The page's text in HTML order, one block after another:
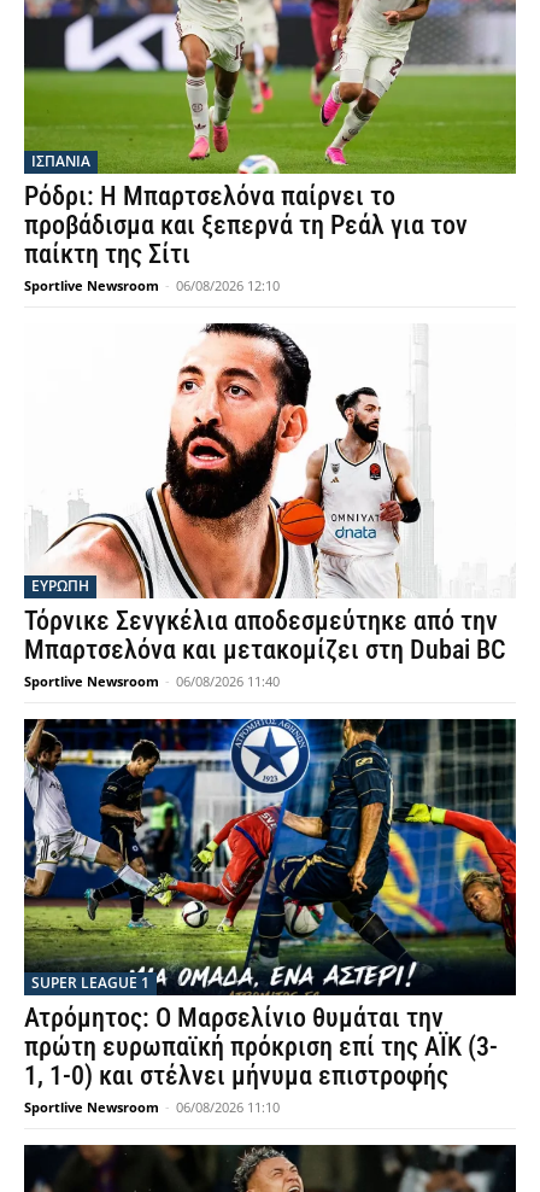
ΙΣΠΑΝΙΑ
Ρόδρι: Η Μπαρτσελόνα παίρνει το
προβάδισμα και ξεπερνά τη Ρεάλ για τον
παίκτη της Σίτι
Sportlive Newsroom - 06/08/2026 12:10
ΕΥΡΩΠΗ
Τόρνικε Σενγκέλια αποδεσμεύτηκε από την
Μπαρτσελόνα και μετακομίζει στη Dubai BC
Sportlive Newsroom - 06/08/2026 11:40
SUPER LEAGUE 1
Ατρόμητος: Ο Μαρσελίνιο θυμάται την
πρώτη ευρωπαϊκή πρόκριση επί της ΑΪΚ (3-
1, 1-0) και στέλνει μήνυμα επιστροφής
Sportlive Newsroom - 06/08/2026 11:10